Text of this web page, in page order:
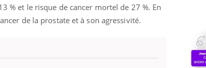
% et le risque de cancer mortel de 27 %. En
de la prostate et à son agressivité.